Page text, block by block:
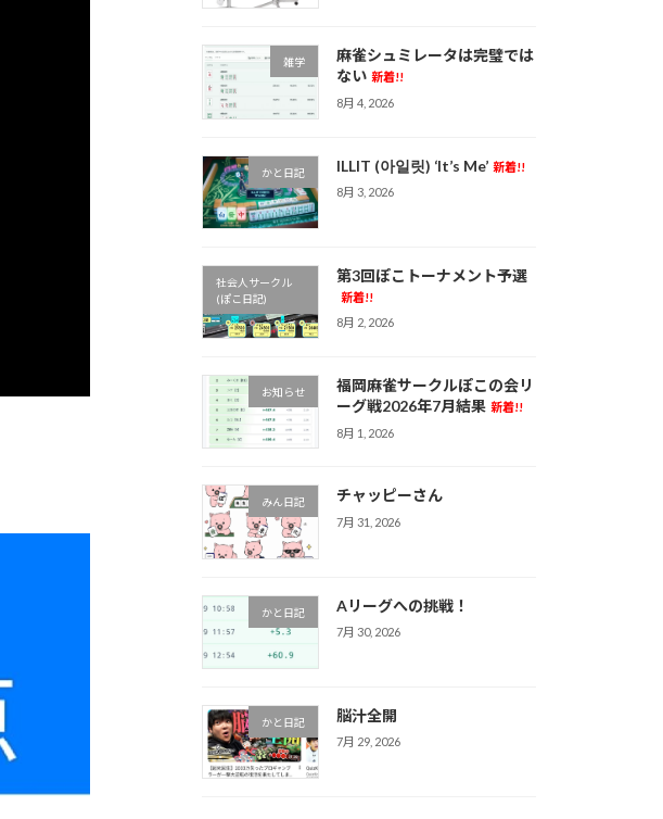
雑学
麻雀シュミレータは完璧では
ない 新着!!
8月 4, 2026
かと日記 ILLIT (아일릿) ‘It’s Me’ 新着!!
8月 3, 2026
社会人サークル
(ぽこ日記)
第3回ぽこトーナメント予選
新着!!
8月 2, 2026
お知らせ
福岡麻雀サークルぽこの会リ
ーグ戦2026年7月結果 新着!!
8月 1, 2026
みん日記 チャッピーさん
7月 31, 2026
かと日記 Aリーグへの挑戦！
7月 30, 2026
かと日記 脳汁全開
7月 29, 2026